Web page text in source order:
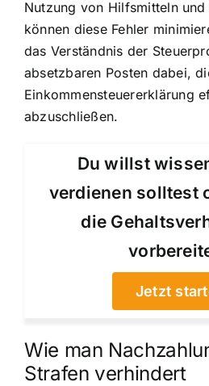
Nutzung von Hilfsmitteln und
können diese Fehler
das Verständnis der
absetzbaren Posten dabei,
Einkommensteuererklärung
abzuschließen.
Du willst
verdienen solltest
die
Jetzt
Wie man
Strafen verhindert